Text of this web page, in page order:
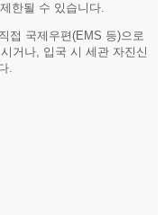
한될 수 있습니다.
접 국제우편(EMS 등)으로
거나, 입국 시 세관 자진신
.